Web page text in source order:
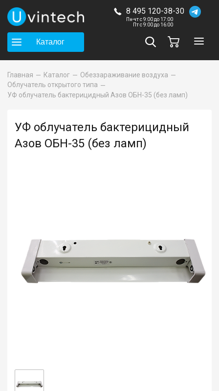
8 495 120-38-30
Пн-чт с 9:00 до 17:00
Пт с 9:00 до 16:00
Каталог
Главная Каталог
Обеззараживание воздуха
Облучатель открытого типа
УФ облучатель бактерицидный Азов ОБН-35 (без ламп)
УФ облучатель бактерицидный
Азов ОБН-35 (без ламп)